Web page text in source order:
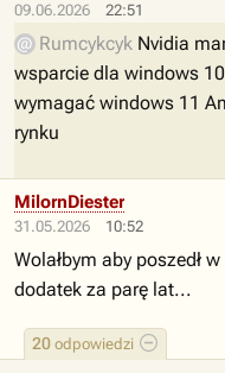
09.06.2026 22:51
Rumcykcyk Nvidia
wsparcie dla windows
wymagać windows 11
rynku
31.05.2026 10:52
20 odpowiedzi
MilornDiester
Wolałbym aby poszedł
dodatek za parę lat...